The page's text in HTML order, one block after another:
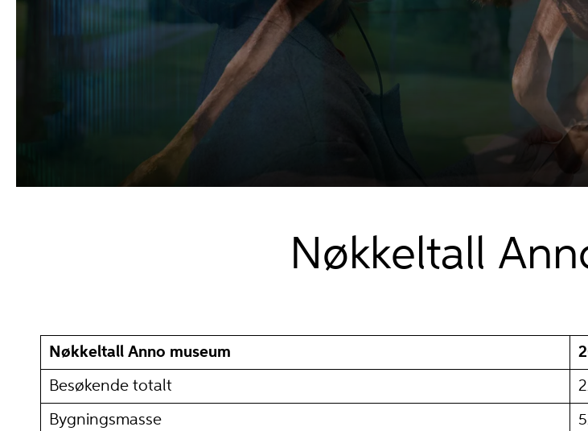
Nøkkeltall
Nøkkeltall Anno museum
Besøkende totalt
Bygningsmasse